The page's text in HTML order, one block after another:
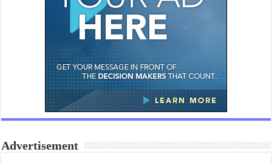
Advertisement